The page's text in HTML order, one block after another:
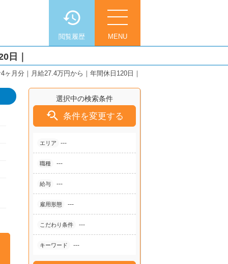
MENU
閲覧履歴
日｜
月分｜月給27.4万円から｜年間休日120日｜
選択中の検索条件
 条件を変更する
エリア ---
職種 ---
給与 ---
雇用形態 ---
こだわり条件 ---
キーワード ---